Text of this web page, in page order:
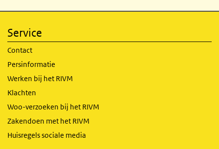
Service
Contact
Persinformatie
Werken bij het RIVM
Klachten
Woo-verzoeken bij het RIVM
Zakendoen met het RIVM
Huisregels sociale media